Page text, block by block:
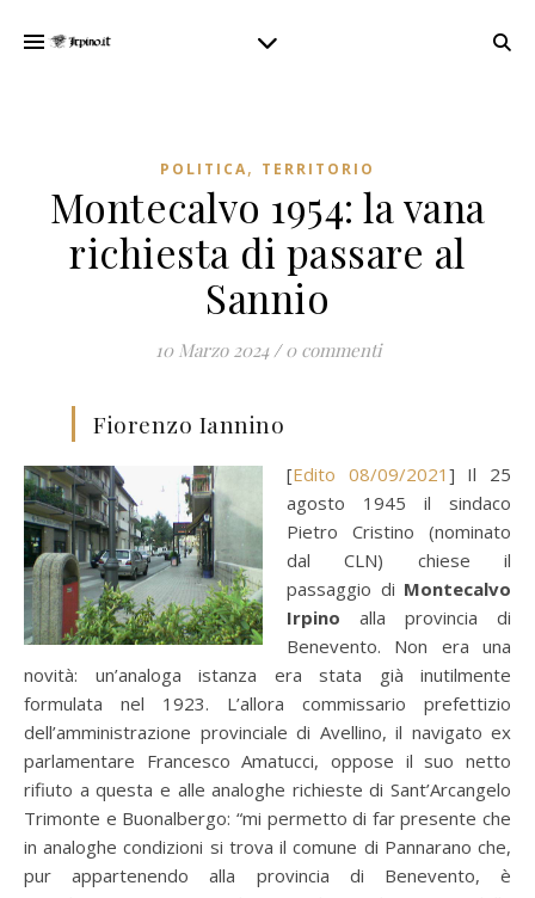
POLITICA, TERRITORIO
Montecalvo 1954: la vana
richiesta di passare al
Sannio
10 Marzo 2024 / 0 commenti
Fiorenzo Iannino
[ Edito 08/09/2021 ] Il 25
agosto 1945 il sindaco
Pietro Cristino (nominato
dal CLN) chiese il
passaggio di Montecalvo
Irpino alla provincia di
Benevento. Non era una
novità: un’analoga istanza era stata già inutilmente
formulata nel 1923. L’allora commissario prefettizio
dell’amministrazione provinciale di Avellino, il navigato ex
parlamentare Francesco Amatucci, oppose il suo netto
rifiuto a questa e alle analoghe richieste di Sant’Arcangelo
Trimonte e Buonalbergo: “mi permetto di far presente che
in analoghe condizioni si trova il comune di Pannarano che,
pur appartenendo alla provincia di Benevento, è